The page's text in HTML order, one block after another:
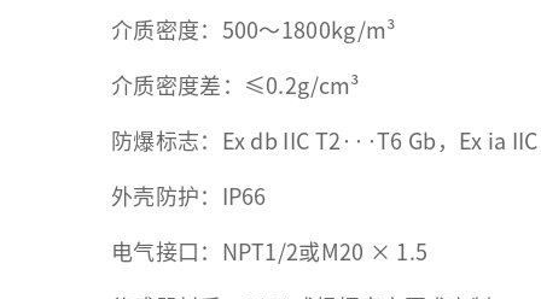
介质密度：500～1800kg/m³
介质密度差：≤0.2g/cm³
防爆标志：Ex db IIC T2···T6 Gb，Ex ia
外壳防护：IP66
电气接口：NPT1/2或M20 × 1.5